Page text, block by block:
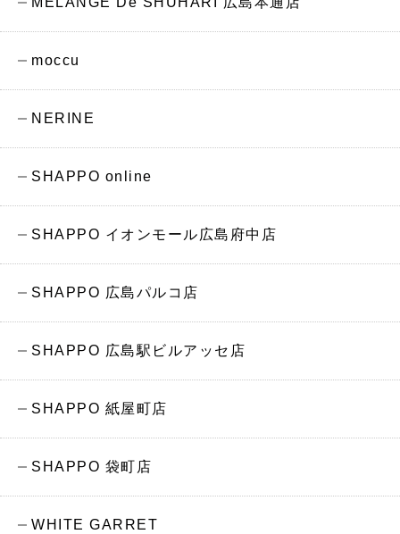
moccu
NERINE
SHAPPO online
SHAPPO イオンモール広島府中店
SHAPPO 広島パルコ店
SHAPPO 広島駅ビルアッセ店
SHAPPO 紙屋町店
SHAPPO 袋町店
WHITE GARRET